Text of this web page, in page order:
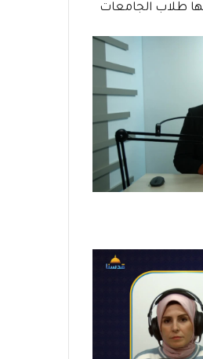
طلاب الجامعات